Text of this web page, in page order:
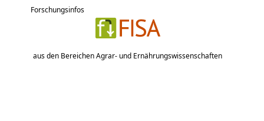
Forschungsinfos
aus den Bereichen Agrar- und Ernährungswissenschaften